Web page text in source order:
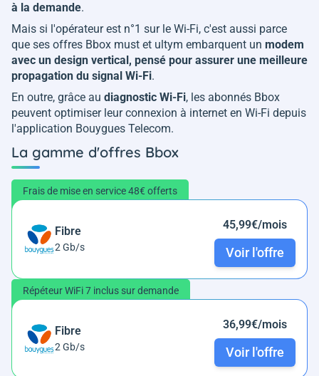
à la demande.
Mais si l'opérateur est n°1 sur le Wi-Fi, c'est aussi parce
que ses offres Bbox must et ultym embarquent un modem
avec un design vertical, pensé pour assurer une meilleure
propagation du signal Wi-Fi.
En outre, grâce au diagnostic Wi-Fi, les abonnés Bbox
peuvent optimiser leur connexion à internet en Wi-Fi depuis
l'application Bouygues Telecom.
La gamme d'offres Bbox
Frais de mise en service 48€ offerts
Fibre
2 Gb/s
45,99€/mois
Voir l'offre
Répéteur WiFi 7 inclus sur demande
Fibre
2 Gb/s
36,99€/mois
Voir l'offre